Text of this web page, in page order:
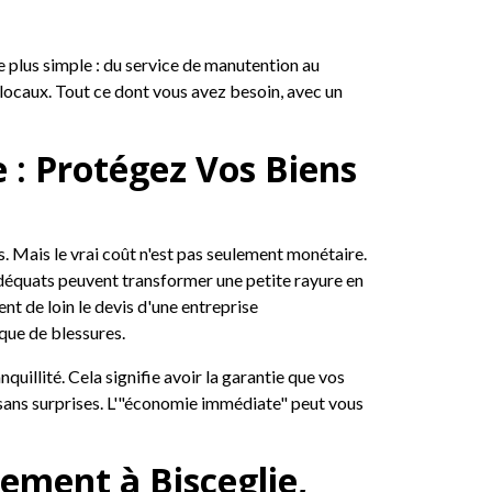
simple : du service de manutention au
Tout ce dont vous avez besoin, avec un
Protégez Vos Biens
Mais le vrai coût n'est pas seulement monétaire.
peuvent transformer une petite rayure en
de loin le devis d'une entreprise
de blessures.
Cela signifie avoir la garantie que vos
surprises. L'"économie immédiate" peut vous
à Bisceglie,